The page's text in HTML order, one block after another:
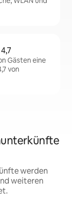
Gästen eine
von
werden
weiteren